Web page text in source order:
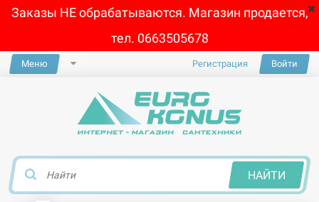
Заказы НЕ обрабатываются. Магазин продается,
тел. 0663505678
Меню Регистрация Войти
НАЙТИ